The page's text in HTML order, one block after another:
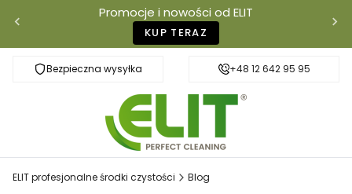
Promocje i nowości od ELIT
KUP TERAZ
Bezpieczna wysyłka Szybka dostawa
+48 12 642 95 95
ELIT profesjonalne środki czystości Blog